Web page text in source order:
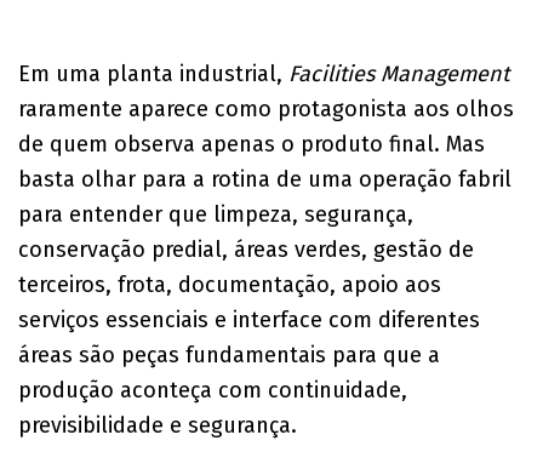
Em uma planta industrial, Facilities Management
raramente aparece como protagonista aos olhos
de quem observa apenas o produto final. Mas
basta olhar para a rotina de uma operação fabril
para entender que limpeza, segurança,
conservação predial, áreas verdes, gestão de
terceiros, frota, documentação, apoio aos
serviços essenciais e interface com diferentes
áreas são peças fundamentais para que a
produção aconteça com continuidade,
previsibilidade e segurança.